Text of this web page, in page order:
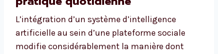
L’intégration d’un système d’intelligence
artificielle au sein d’une plateforme sociale
modifie considérablement la manière dont